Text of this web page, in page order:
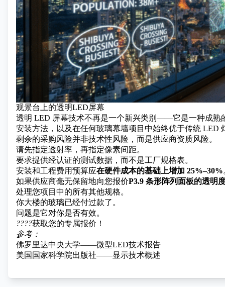
观景台上的透明LED屏幕
透明 LED 屏幕技术不再是一个新兴类别——它是一种成熟
安装方法，以及在任何玻璃幕墙项目中始终优于传统 LED
剩余的采购风险并非技术性风险，而是供应商资质风险。
请先指定透射率，再指定像素间距。
要求提供经认证的测试数据，而不是工厂规格表。
安装和工程费用预算应在硬件成本的基础上增加 25%–30%
如果供应商毫无保留地向您报价P3.9 条形阵列面板的透明
处理您项目中的所有其他规格。
你大楼的玻璃已经付过款了。
问题是它对你是否有效。
????获取您的专属报价！
参考：
佛罗里达中央大学——微型LED技术报告
美国国家科学院出版社——显示技术概述